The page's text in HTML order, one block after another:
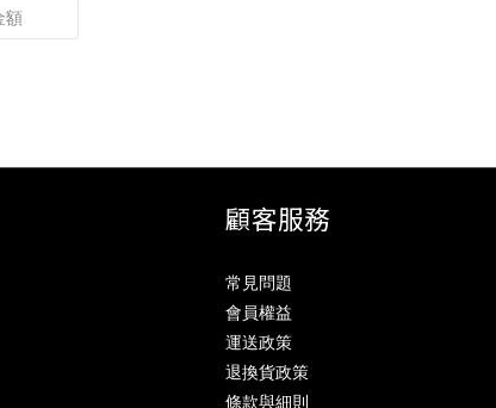
顧客服務
常見問題
會員權益
運送政策
退換貨政策
條款與細則